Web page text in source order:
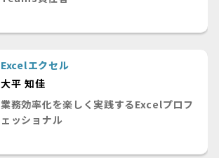
Excelエクセル
大平 知佳
業務効率化を楽しく実践するExcelプロフ
ェッショナル